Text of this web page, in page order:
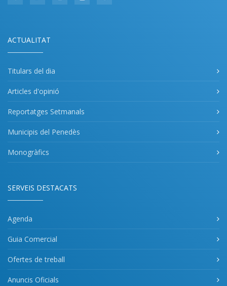
ACTUALITAT
Titulars del dia
Articles d'opinió
Reportatges Setmanals
Municipis del Penedès
Monogràfics
SERVEIS DESTACATS
Agenda
Guia Comercial
Ofertes de treball
Anuncis Oficials